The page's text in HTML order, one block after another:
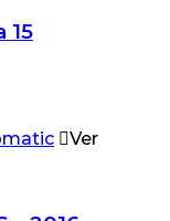
15
Ver